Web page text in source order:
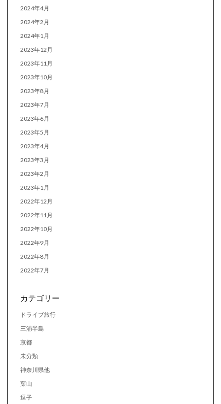
2024年4月
2024年2月
2024年1月
2023年12月
2023年11月
2023年10月
2023年8月
2023年7月
2023年6月
2023年5月
2023年4月
2023年3月
2023年2月
2023年1月
2022年12月
2022年11月
2022年10月
2022年9月
2022年8月
2022年7月
カテゴリー
ドライブ旅行
三浦半島
京都
未分類
神奈川県他
葉山
逗子